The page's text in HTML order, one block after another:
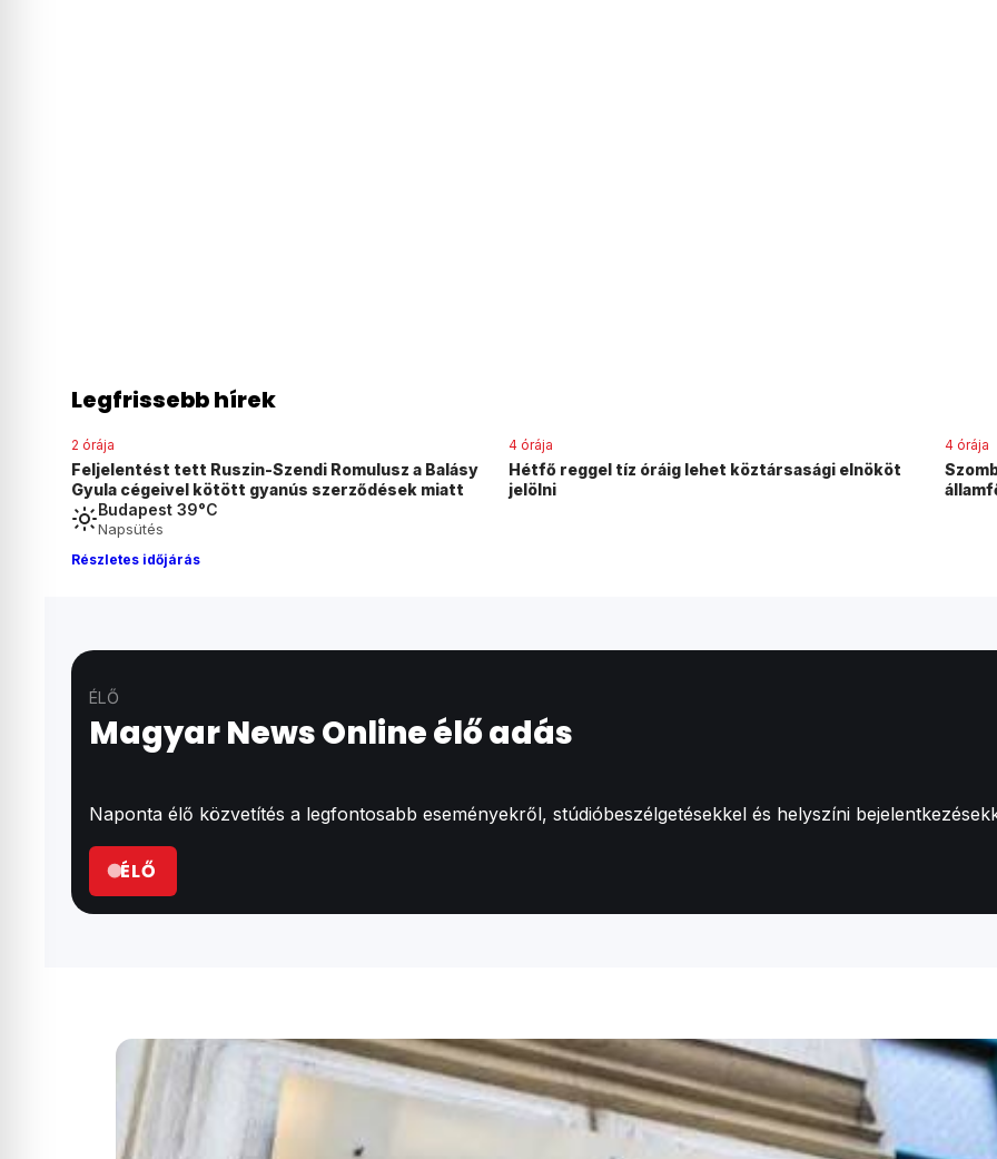
Legfrissebb hírek
2 órája
Feljelentést tett Ruszin-Szendi Romulusz a Balásy
Gyula cégeivel kötött gyanús szerződések miatt
4 órája
Hétfő reggel tíz óráig lehet köztársasági elnököt
jelölni
4 órája
Budapest 39°C
Napsütés
Részletes időjárás
ÉLŐ
Magyar News Online élő adás
Naponta élő közvetítés a legfontosabb eseményekről, stúdióbeszélgetésekkel és helyszíni
ÉLŐ